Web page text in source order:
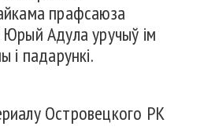
прафсаюза
Адула уручыў ім
і падарункі.
Островецкого РК